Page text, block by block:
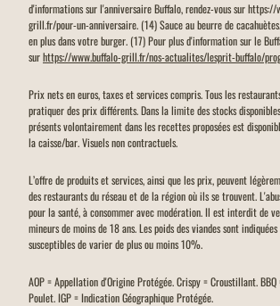
d'informations sur l'anniversaire Buffalo, rendez-vous sur https://
grill.fr/pour-un-anniversaire. (14) Sauce au beurre de
en plus dans votre burger. (17) Pour plus d'information sur le
surhttps://www.buffalo-grill.fr/nos-actualites/lesprit-buffalo/
Prix nets en euros, taxes et services compris. Tous les
pratiquer des prix différents. Dans la limite des stocks
présents volontairement dans les recettes proposées est
la caisse/bar. Visuels non contractuels.
L’offre de produits et services, ainsi que les prix, peuvent
des restaurants du réseau et de la région où ils se trouvent.
pour la santé, à consommer avec modération. Il est interdit de
mineurs de moins de 18 ans. Les poids des viandes sont
susceptibles de varier de plus ou moins 10%.
AOP = Appellation d'Origine Protégée. Crispy = Croustillant. BBQ
Poulet. IGP = Indication Géographique Protégée.